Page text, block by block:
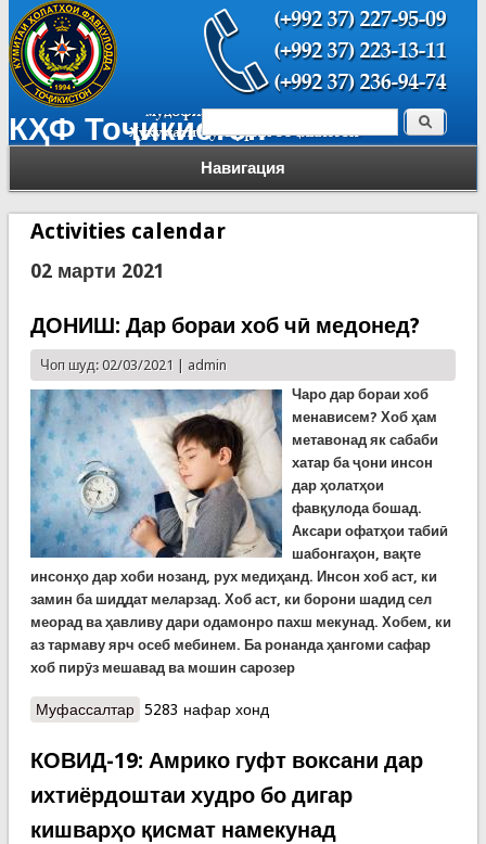
КҲФ Тоҷикистон
Навигация
Форма поиска Поиск
Activities calendar
02 марти 2021
ДОНИШ: Дар бораи хоб чӣ медонед?
Чоп шуд: 02/03/2021 | admin
Чаро дар бораи хоб
менависем? Хоб ҳам
метавонад як сабаби
хатар ба ҷони инсон
дар ҳолатҳои
фавқулода бошад.
Аксари офатҳои табиӣ
шабонгаҳон, вақте
инсонҳо дар хоби нозанд, рух медиҳанд. Инсон хоб аст, ки
замин ба шиддат меларзад. Хоб аст, ки борони шадид сел
меорад ва ҳавливу дари одамонро пахш мекунад. Хобем, ки
аз тармаву ярч осеб мебинем. Ба ронанда ҳангоми сафар
хоб пирӯз мешавад ва мошин сарозер
Муфассалтаро ДОНИШ: Дар бораи хоб чӣ медонед?
5283 нафар хонд
КОВИД-19: Амрико гуфт воксани дар
ихтиёрдоштаи худро бо дигар
кишварҳо қисмат намекунад